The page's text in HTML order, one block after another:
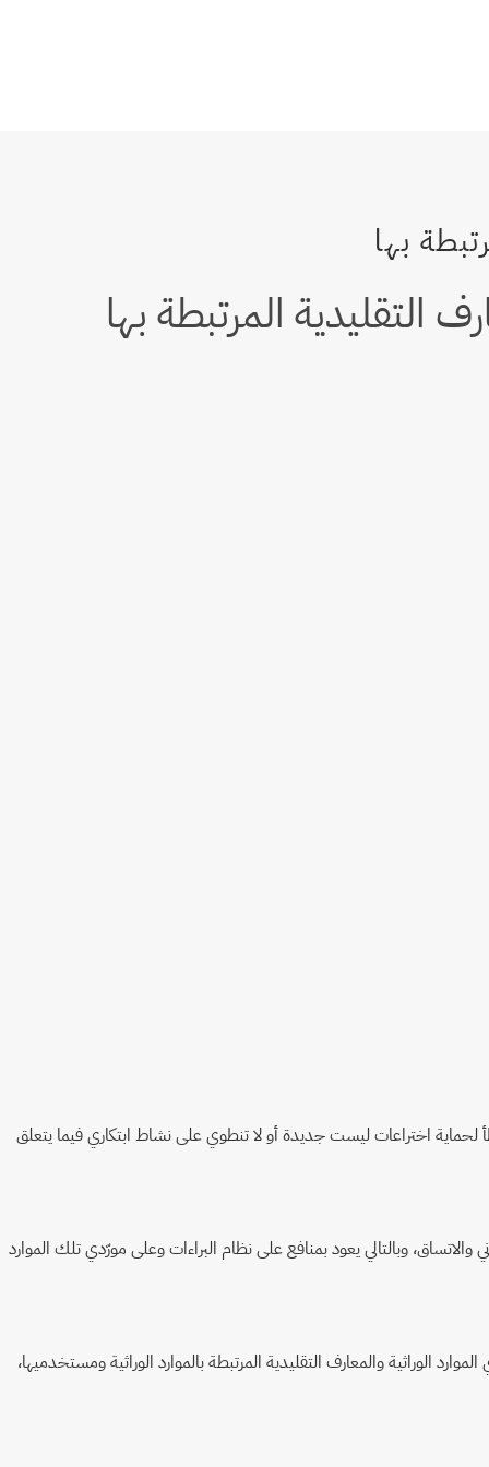
التقليدية المرتبطة بها
خطأ لحماية اختراعات ليست جديدة أو لا تنطوي على نشاط ابتكاري فيما يتعلق
وبالتالي يعود بمنافع على نظام البراءات وعلى مورّدي تلك الموارد
الوراثية والمعارف التقليدية المرتبطة بالموارد الوراثية ومستخدميها،